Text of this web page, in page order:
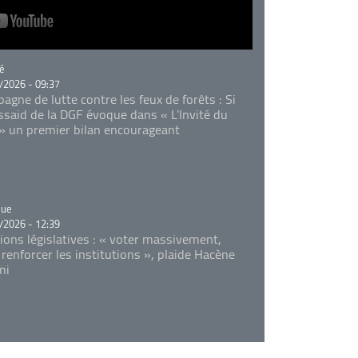
- 09:37
de lutte contre les feux de forêts : Si
de la DGF évoque dans « L'Invité du
un premier bilan encourageant
- 12:39
législatives : « voter massivement,
les institutions », plaide Hacène